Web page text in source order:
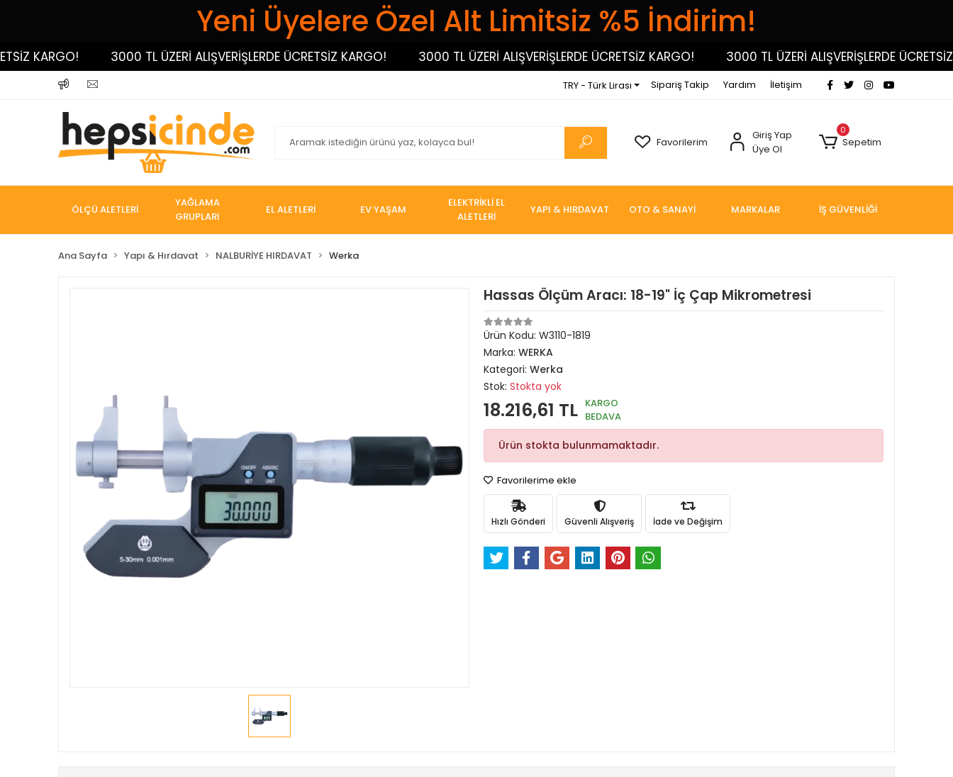
Yeni Üyelere Özel Alt Limitsiz %5 İndirim!
KARGO! 3000 TL ÜZERİ ALIŞVERİŞLERDE ÜCRETSİZ KARGO! 3000 TL ÜZERİ ALIŞVERİŞLERDE ÜCRETSİZ KARGO! 3000 TL ÜZERİ ALIŞVERİŞLERDE ÜCRETSİZ
TRY - Türk Lirası Sipariş Takip Yardım İletişim
Favorilerim
Giriş Yap
Üye Ol
0
Sepetim
ÖLÇÜ ALETLERİ
YAĞLAMA
GRUPLARI
EL ALETLERİ EV YAŞAM
ELEKTRİKLİ EL
ALETLERİ
YAPI & HIRDAVAT OTO & SANAYİ MARKALAR İŞ GÜVENLİĞİ
Ana Sayfa Yapı & Hırdavat NALBURİYE HIRDAVAT Werka
Hassas Ölçüm Aracı: 18-19" İç Çap Mikrometresi
Ürün Kodu: W3110-1819
Marka: WERKA
Kategori: Werka
Stok: Stokta yok
18.216,61 TL KARGO
BEDAVA
Ürün stokta bulunmamaktadır.
Favorilerime ekle
Hızlı Gönderi Güvenli Alışveriş İade ve Değişim